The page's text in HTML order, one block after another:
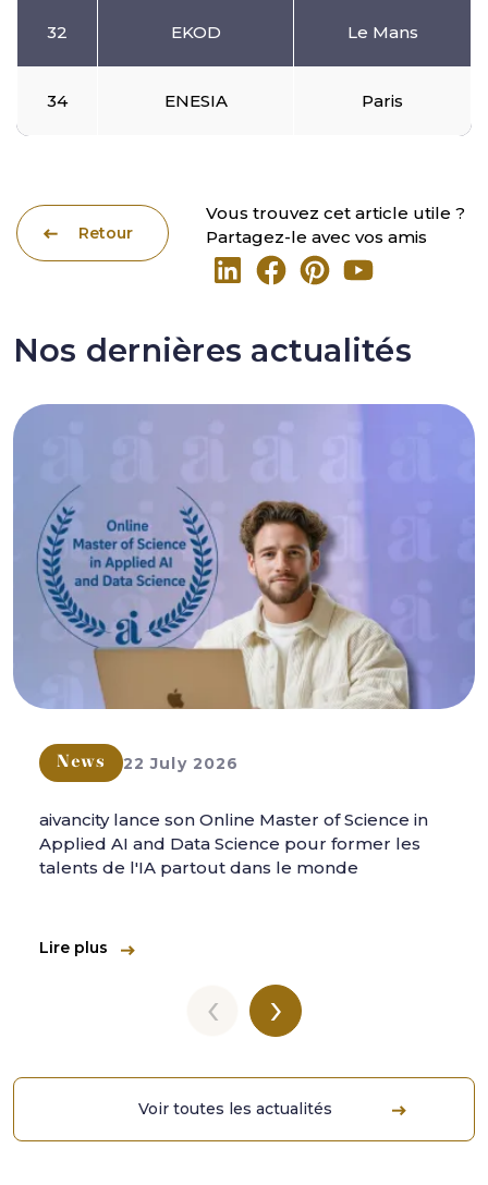
32 EKOD Le Mans
34 ENESIA Paris
Retour
Vous trouvez cet article utile ?
Partagez-le avec vos amis
Nos dernières actualités
News 22 July 2026
aivancity lance son Online Master of Science in
Applied AI and Data Science pour former les
talents de l'IA partout dans le monde
Lire plus
‹ ›
Voir toutes les actualités